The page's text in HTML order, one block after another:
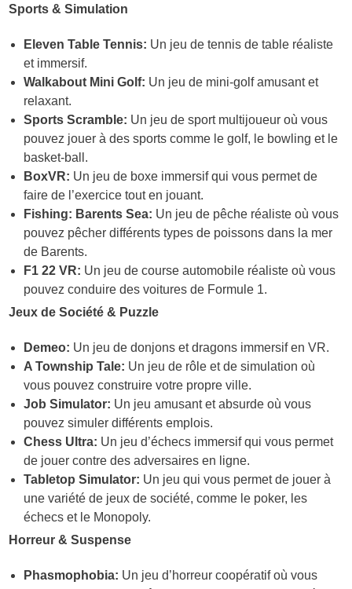
Sports & Simulation
Eleven Table Tennis: Un jeu de tennis de table réaliste
et immersif.
Walkabout Mini Golf: Un jeu de mini-golf amusant et
relaxant.
Sports Scramble: Un jeu de sport multijoueur où vous
pouvez jouer à des sports comme le golf, le bowling et le
basket-ball.
BoxVR: Un jeu de boxe immersif qui vous permet de
faire de l’exercice tout en jouant.
Fishing: Barents Sea: Un jeu de pêche réaliste où vous
pouvez pêcher différents types de poissons dans la mer
de Barents.
F1 22 VR: Un jeu de course automobile réaliste où vous
pouvez conduire des voitures de Formule 1.
Jeux de Société & Puzzle
Demeo: Un jeu de donjons et dragons immersif en VR.
A Township Tale: Un jeu de rôle et de simulation où
vous pouvez construire votre propre ville.
Job Simulator: Un jeu amusant et absurde où vous
pouvez simuler différents emplois.
Chess Ultra: Un jeu d’échecs immersif qui vous permet
de jouer contre des adversaires en ligne.
Tabletop Simulator: Un jeu qui vous permet de jouer à
une variété de jeux de société, comme le poker, les
échecs et le Monopoly.
Horreur & Suspense
Phasmophobia: Un jeu d’horreur coopératif où vous